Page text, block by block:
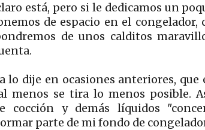
está, pero si le dedicamos un
de espacio en el congelador,
de unos calditos
lo dije en ocasiones anteriores,
menos se tira lo menos posible.
cocción y demás líquidos
parte de mi fondo de